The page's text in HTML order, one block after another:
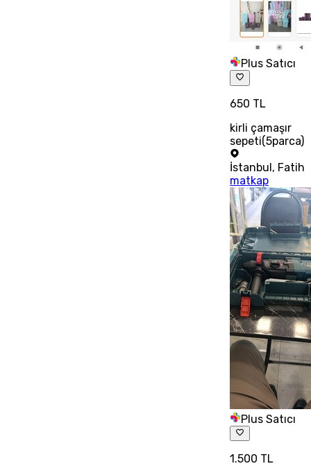
Plus Satıcı
650 TL
kirli çamaşır
sepeti(5parca)
İstanbul, Fatih
matkap
Plus Satıcı
1.500 TL